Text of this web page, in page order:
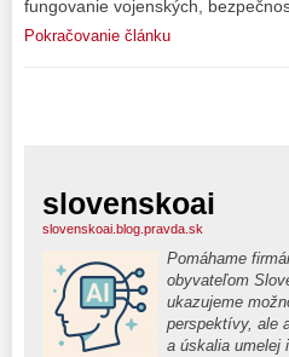
fungovanie vojenských,
Pokračovanie článku
slovenskoai
slovenskoai.blog.pravda.sk
Pomáhame
obyvateľom
ukazujeme
perspektívy, ale
a úskalia umelej